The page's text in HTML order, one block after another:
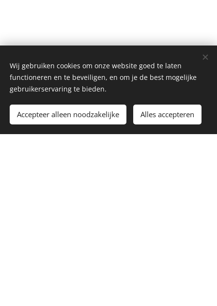
Wij gebruiken cookies om onze website goed te laten
functioneren en te beveiligen, en om je de best mogelijke
gebruikerservaring te bieden.
Accepteer alleen noodzakelijke Alles accepteren